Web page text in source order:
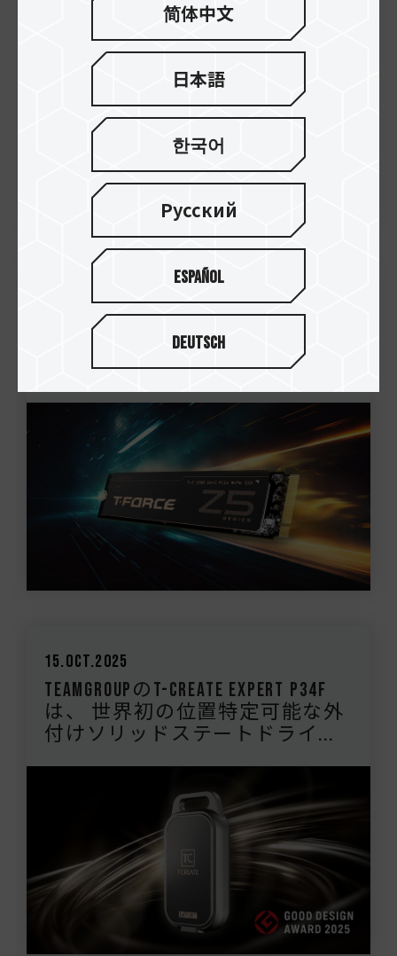
ブを発表
17.Oct.2025
TEAMGROUP、T-FORCE Z54E PCIe 5.0 ソ
リッドステートドライブを発表
15.Oct.2025
TEAMGROUPのT-CREATE EXPERT P34F
は、 世界初の位置特定可能な外
付けソリッドステートドライ...
简体中文
日本語
한국어
Русский
Español
Deutsch